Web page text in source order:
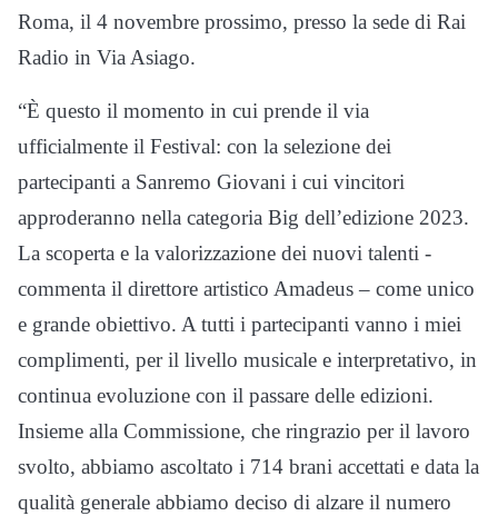
Roma, il 4 novembre prossimo, presso la sede di Rai
Radio in Via Asiago.
“È questo il momento in cui prende il via
ufficialmente il Festival: con la selezione dei
partecipanti a Sanremo Giovani i cui vincitori
approderanno nella categoria Big dell’edizione 2023.
La scoperta e la valorizzazione dei nuovi talenti -
commenta il direttore artistico Amadeus – come unico
e grande obiettivo. A tutti i partecipanti vanno i miei
complimenti, per il livello musicale e interpretativo, in
continua evoluzione con il passare delle edizioni.
Insieme alla Commissione, che ringrazio per il lavoro
svolto, abbiamo ascoltato i 714 brani accettati e data la
qualità generale abbiamo deciso di alzare il numero